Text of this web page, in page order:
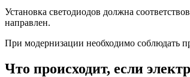
Установка светодиодов должна
направлен.
При модернизации необходимо соблюдать
Что происходит, если